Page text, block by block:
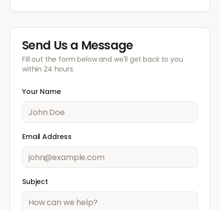
Send Us a Message
Fill out the form below and we'll get back to you
within 24 hours.
Your Name
Email Address
Subject